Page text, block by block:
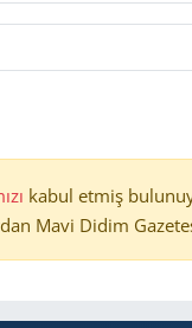
kabul etmiş
Mavi Didim